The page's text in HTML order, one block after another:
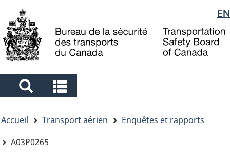
to
main
to
"About
government"
à
la
Sélection
de
la
langue
EN
Search
and
menus
and
menus
êtes
ici
Accueil Transport aérien
Enquêtes et rapports
A03P0265